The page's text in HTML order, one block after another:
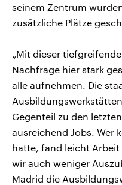
seinem Zentrum
zusätzliche Plätze
„Mit dieser
Nachfrage hier stark
alle aufnehmen. Die
Gegenteil zu den
ausreichend Jobs. Wer
hatte, fand leicht
wir auch weniger
Madrid die